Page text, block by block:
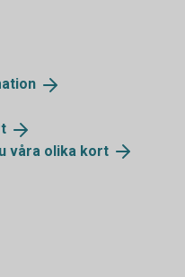
våra olika kort